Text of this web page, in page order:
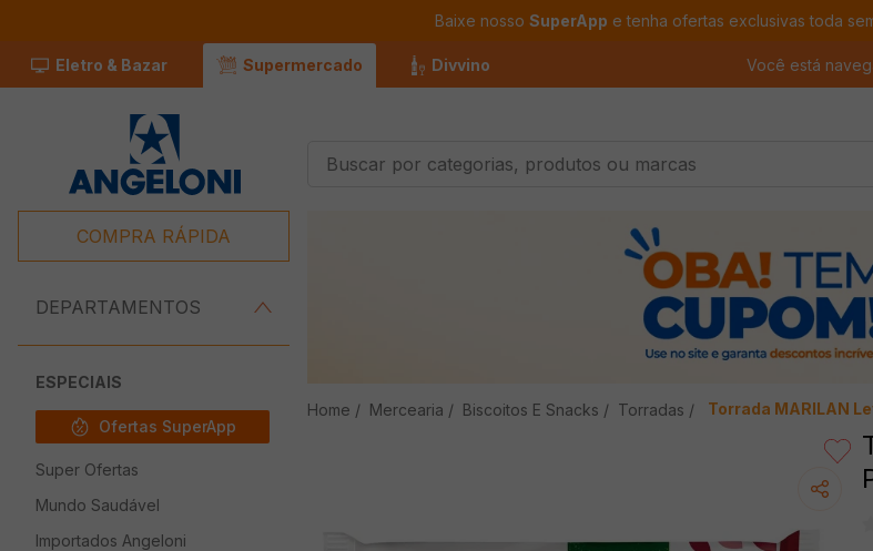
Baixe nosso SuperApp e tenha ofertas exclusivas toda
Eletro & Bazar Supermercado Divvino Você está
5º Queijo
COMPRA RÁPIDA
DEPARTAMENTOS
ESPECIAIS
Ofertas SuperApp
Super Ofertas
Mundo Saudável
Importados Angeloni
Mercearia Biscoitos E Snacks Torradas Torrada MARILAN